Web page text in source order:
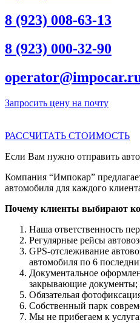
8 (923) 008-63-13
8 (923) 000-32-90
Запросить цену на почту
РАССЧИТАТЬ СТОИМОСТЬ
Если Вам нужно отправить
Компания “Импокар”
автомобиля для каждого
Почему клиенты выбирают
Наша ответственность
Регулярные рейсы
GPS-отслеживание
автомобиля по 6
Документальное
закрывающие документы;
Обязательая
Собственный парк
Мы не прибегаем к